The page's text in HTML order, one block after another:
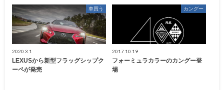
車買う
2020.3.1
LEXUSから新型フラッグシップク
ーペが発売
カングー
2017.10.19
フォーミュラカラーのカングー登
場